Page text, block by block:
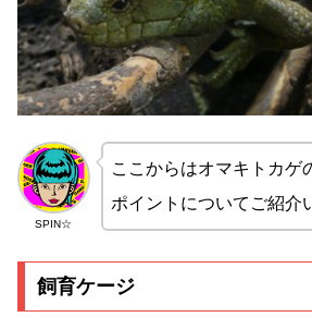
SPIN☆
ここからはオマキトカゲ
ポイントについてご紹介
飼育ケージ